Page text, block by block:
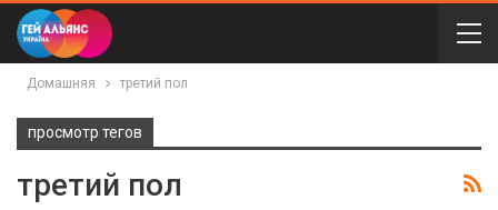
Домашняя третий пол
просмотр тегов
третий пол